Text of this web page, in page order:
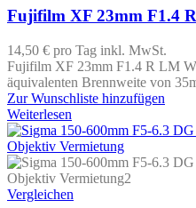
Fujifilm XF 23mm F1.4
14,50 € pro Tag inkl. MwSt.
Fujifilm XF 23mm F1.4 R LM
äquivalenten Brennweite von
Zur Wunschliste hinzufügen
Weiterlesen
Vergleichen